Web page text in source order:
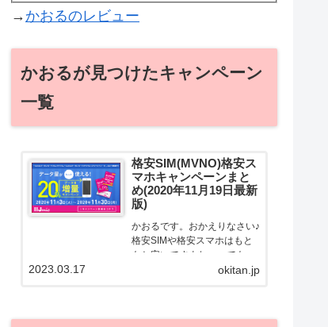
→かおるのレビュー
かおるが見つけたキャンペーン
一覧
格安SIM(MVNO)格安ス
マホキャンペーンまと
め(2020年11月19日最新
版)
かおるです。おかえりなさい♪
格安SIMや格安スマホはもと
もと安いですよねー。でも！
どうせ契約するなら安くお得
okitan.jp
2023.03.17